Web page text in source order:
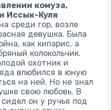
комуза,
Иссык-Куля
среди гор, возле
девушка. Была
как кипарис, а
колокольчик.
охотник и
влюбился в юную
на ней. Но не знал
свою любовь. В
он у ручья под